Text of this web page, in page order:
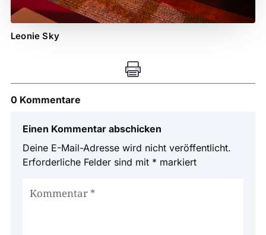
Leonie Sky

0 Kommentare
Einen Kommentar abschicken
Deine E-Mail-Adresse wird nicht veröffentlicht.
Erforderliche Felder sind mit * markiert